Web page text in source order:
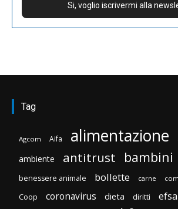
Tag
Agcom Aifa alimentazione
ambiente antitrust bambini
benessere animale bollette carne
Coop coronavirus dieta diritti efsa